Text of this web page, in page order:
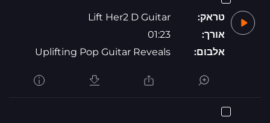
טראק:
Lift Her2 D Guitar
אורך:
01:23
אלבום:
Uplifting Pop Guitar Reveals